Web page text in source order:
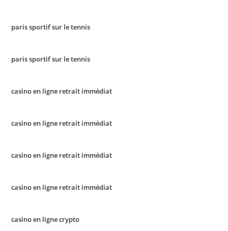
paris sportif sur le tennis
paris sportif sur le tennis
casino en ligne retrait immédiat
casino en ligne retrait immédiat
casino en ligne retrait immédiat
casino en ligne retrait immédiat
casino en ligne crypto